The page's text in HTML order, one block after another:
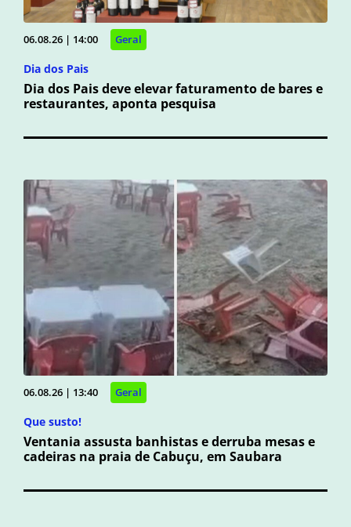
06.08.26 | 14:00 Geral
Dia dos Pais
Dia dos Pais deve elevar faturamento de bares e
restaurantes, aponta pesquisa
06.08.26 | 13:40 Geral
Que susto!
Ventania assusta banhistas e derruba mesas e
cadeiras na praia de Cabuçu, em Saubara